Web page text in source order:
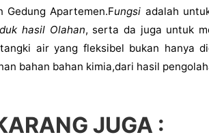
Gedung Apartemen.Fungsi adalah
hasil Olahan, serta da juga untuk
air yang fleksibel bukan hanya
bahan bahan kimia,dari hasil
JUGA :